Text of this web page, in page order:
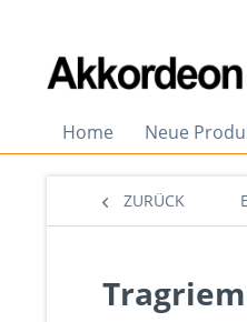
Home Neue
ZURÜCK